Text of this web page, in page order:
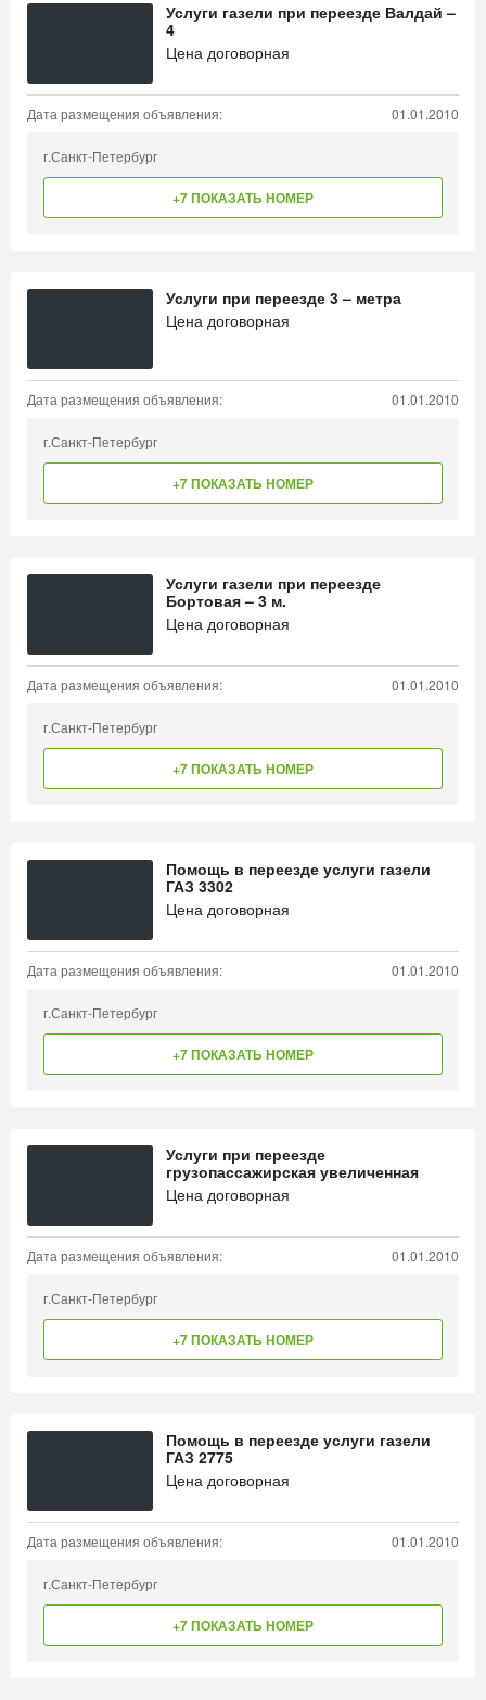
Услуги газели при переезде Валдай –
4
Цена договорная
Дата размещения объявления: 01.01.2010
г.Санкт-Петербург
+7 ПОКАЗАТЬ НОМЕР
Услуги при переезде 3 – метра
Цена договорная
Дата размещения объявления: 01.01.2010
г.Санкт-Петербург
+7 ПОКАЗАТЬ НОМЕР
Услуги газели при переезде
Бортовая – 3 м.
Цена договорная
Дата размещения объявления: 01.01.2010
г.Санкт-Петербург
+7 ПОКАЗАТЬ НОМЕР
Помощь в переезде услуги газели
ГАЗ 3302
Цена договорная
Дата размещения объявления: 01.01.2010
г.Санкт-Петербург
+7 ПОКАЗАТЬ НОМЕР
Услуги при переезде
грузопассажирская увеличенная
Цена договорная
Дата размещения объявления: 01.01.2010
г.Санкт-Петербург
+7 ПОКАЗАТЬ НОМЕР
Помощь в переезде услуги газели
ГАЗ 2775
Цена договорная
Дата размещения объявления: 01.01.2010
г.Санкт-Петербург
+7 ПОКАЗАТЬ НОМЕР